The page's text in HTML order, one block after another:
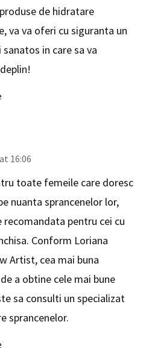
de hidratare
va va oferi cu siguranta un
in care sa va
16:06
toate femeile care doresc
nuanta sprancenelor lor,
recomandata pentru cei cu
Conform Loriana
Artist, cea mai buna
a obtine cele mai bune
sa consulti un specializat
sprancenelor.